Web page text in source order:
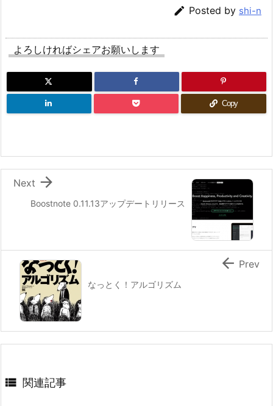
 Posted by shi-n
よろしければシェアお願いします
Copy
Boostnote 0.11.13アップデートリリース

Next
なっとく！アルゴリズム
 Prev
 関連記事